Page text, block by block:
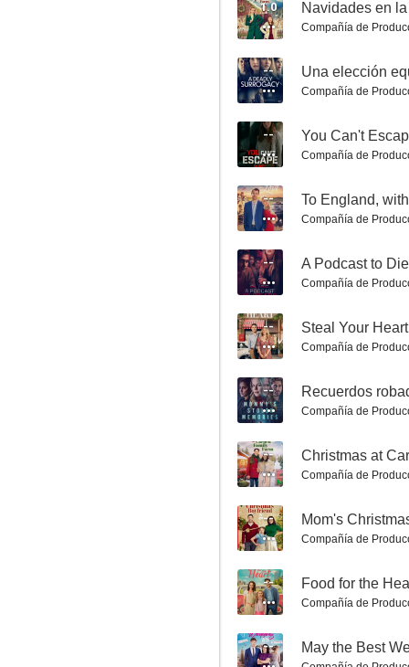
6.0
6.0
Amor para llevar
6.0
1.0 Navidades en
Compañía de
-- Una elección
Compañía de
-- You Can't
Compañía de
-- To England,
Compañía de
-- A Podcast to
Compañía de
-- Steal Your Heart
Compañía de
-- Recuerdos
Compañía de
-- Christmas at
Compañía de
-- Mom's
Compañía de
-- Food for the
Compañía de
-- May the Best